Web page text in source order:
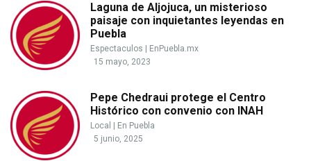
Laguna de Aljojuca, un misterioso
paisaje con inquietantes leyendas en
Puebla
Espectaculos
EnPuebla.mx
15 mayo, 2023
Pepe Chedraui protege el Centro
Histórico con convenio con INAH
Local
En Puebla
5 junio, 2025